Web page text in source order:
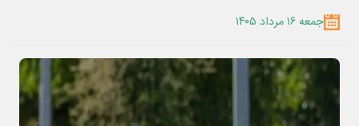
جمعه ۱۶ مرداد ۱۴۰۵